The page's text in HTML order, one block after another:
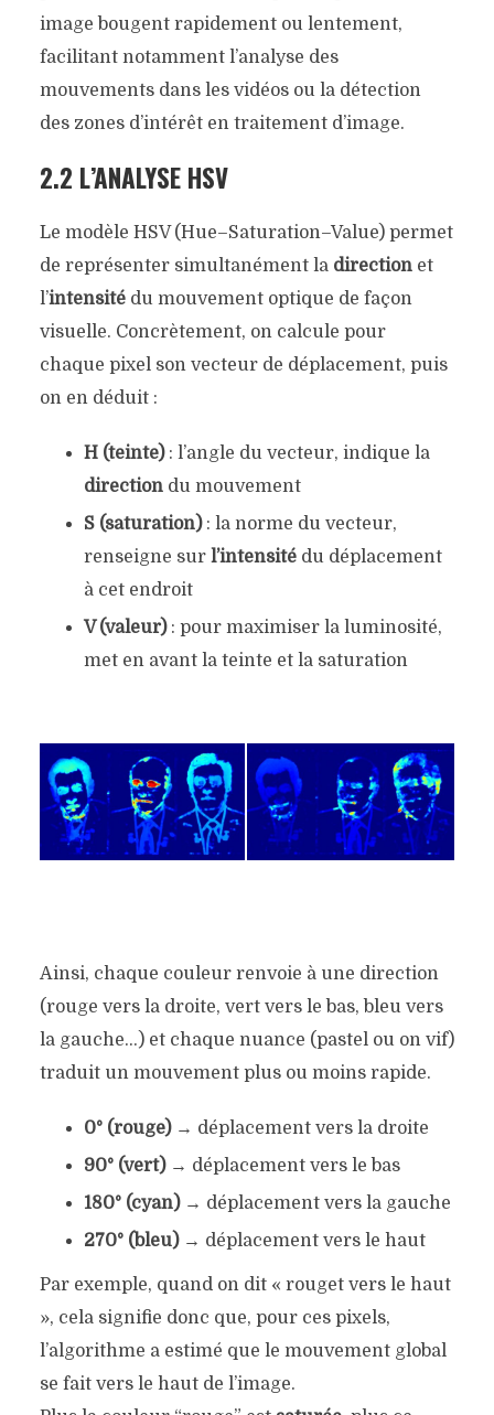
image bougent rapidement ou lentement,
facilitant notamment l’analyse des
mouvements dans les vidéos ou la détection
des zones d’intérêt en traitement d’image.
2.2 L’ANALYSE HSV
Le modèle HSV (Hue–Saturation–Value) permet
de représenter simultanément la directionet
l’intensitédu mouvement optique de façon
visuelle. Concrètement, on calcule pour
chaque pixel son vecteur de déplacement, puis
on en déduit :
H (teinte): l’angle du vecteur, indique la
directiondu mouvement
S (saturation): la norme du vecteur,
renseigne sur l’intensitédu déplacement
à cet endroit
V (valeur): pour maximiser la luminosité,
met en avant la teinte et la saturation
Ainsi, chaque couleur renvoie à une direction
(rouge vers la droite, vert vers le bas, bleu vers
la gauche…) et chaque nuance (pastel ou on vif)
traduit un mouvement plus ou moins rapide.
0° (rouge)→ déplacement vers la droite
90° (vert)→ déplacement vers le bas
180° (cyan)→ déplacement vers la gauche
270° (bleu)→ déplacement vers le haut
Par exemple, quand on dit « rouget vers le haut
», cela signifie donc que, pour ces pixels,
l’algorithme a estimé que le mouvement global
se fait vers le haut de l’image.